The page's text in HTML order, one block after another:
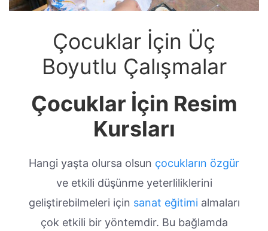
Çocuklar İçin Üç
Boyutlu Çalışmalar
Çocuklar İçin Resim
Kursları
Hangi yaşta olursa olsun çocukların özgür
ve etkili düşünme yeterliliklerini
geliştirebilmeleri için sanat eğitimialmaları
çok etkili bir yöntemdir. Bu bağlamda